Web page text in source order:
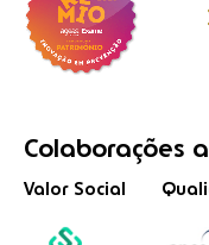
Colaborações
Valor Social